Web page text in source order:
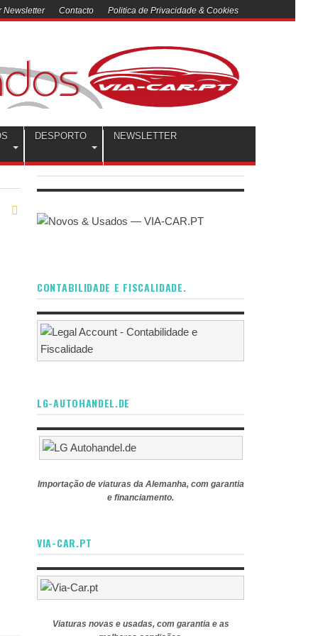
Newsletter Contacto Politica de Privacidade & Cookies
DESPORTO NEWSLETTER
CONTABILIDADE E FISCALIDADE.
LG-AUTOHANDEL.DE
Importação de viaturas da Alemanha, com garantia
e financiamento.
VIA-CAR.PT
Viaturas novas e usadas, com garantia e as